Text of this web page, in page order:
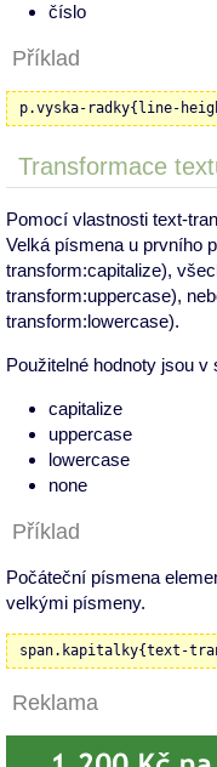
číslo
Příklad
p.vyska-radky{line-
Transformace
Pomocí vlastnosti text-
Velká písmena u prvního
transform:capitalize),
transform:uppercase),
transform:lowercase).
Použitelné hodnoty jsou v
capitalize
uppercase
lowercase
none
Příklad
Počáteční písmena
velkými písmeny.
span.kapitalky{text-
Reklama